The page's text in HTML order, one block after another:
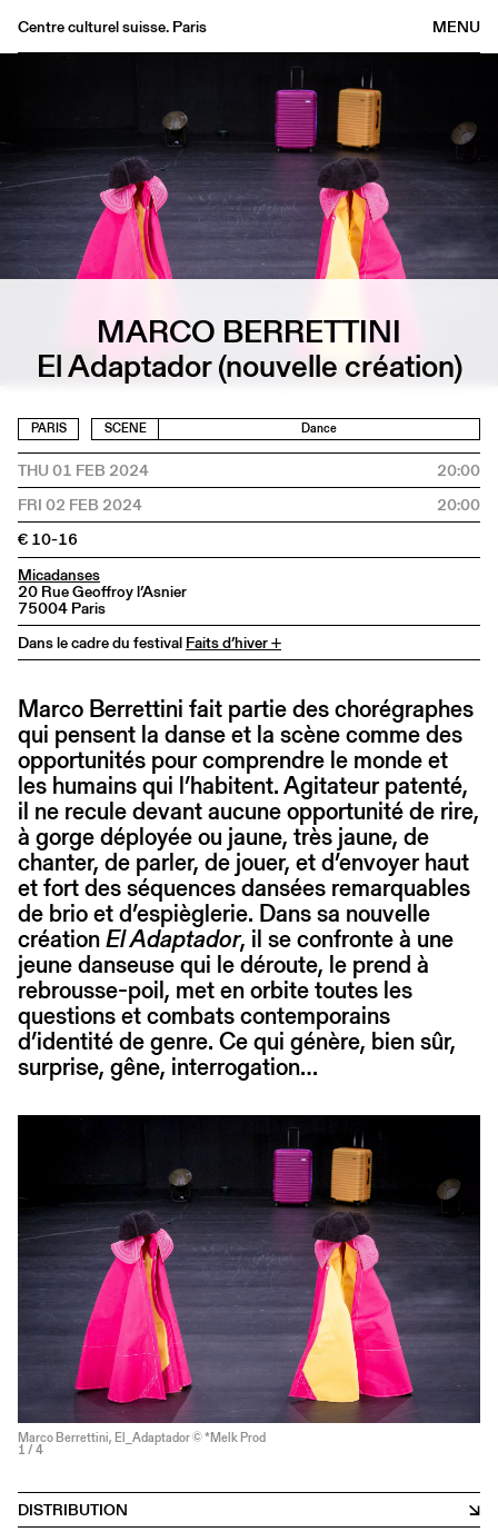
MENU
Centre culturel suisse. Paris
Archives
Publications
About
MARCO BERRETTINI
El Adaptador (nouvelle création)
PARIS SCENE Dance
THU 01 FEB 2024
20:00
FRI 02 FEB 2024
20:00
€ 10-16
Micadanses
20 Rue Geoffroy l’Asnier
75004 Paris
Dans le cadre du festival Faits d’hiver +
Marco Berrettini fait partie des chorégraphes
qui pensent la danse et la scène comme des
opportunités pour comprendre le monde et
les humains qui l’habitent. Agitateur patenté,
il ne recule devant aucune opportunité de rire,
à gorge déployée ou jaune, très jaune, de
chanter, de parler, de jouer, et d’envoyer haut
et fort des séquences dansées remarquables
de brio et d’espièglerie. Dans sa nouvelle
créationEl Adaptador, il se confronte à une
jeune danseuse qui le déroute, le prend à
rebrousse-poil, met en orbite toutes les
questions et combats contemporains
d’identité de genre. Ce qui génère, bien sûr,
surprise, gêne, interrogation…
Marco Berrettini, El_Adaptador © *Melk Prod
1 / 4
DISTRIBUTION